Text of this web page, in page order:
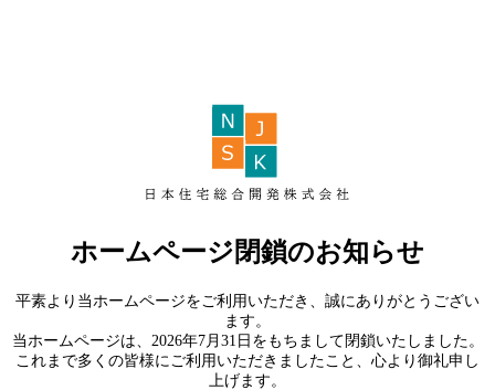
ホームページ閉鎖のお知らせ
平素より当ホームページをご利用いただき、誠にありがとうござい
ます。
当ホームページは、2026年7月31日をもちまして閉鎖いたしました。
これまで多くの皆様にご利用いただきましたこと、心より御礼申し
上げます。